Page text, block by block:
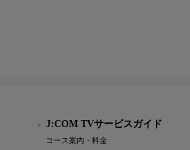
J:COM TVサービスガイド
コース案内・料金